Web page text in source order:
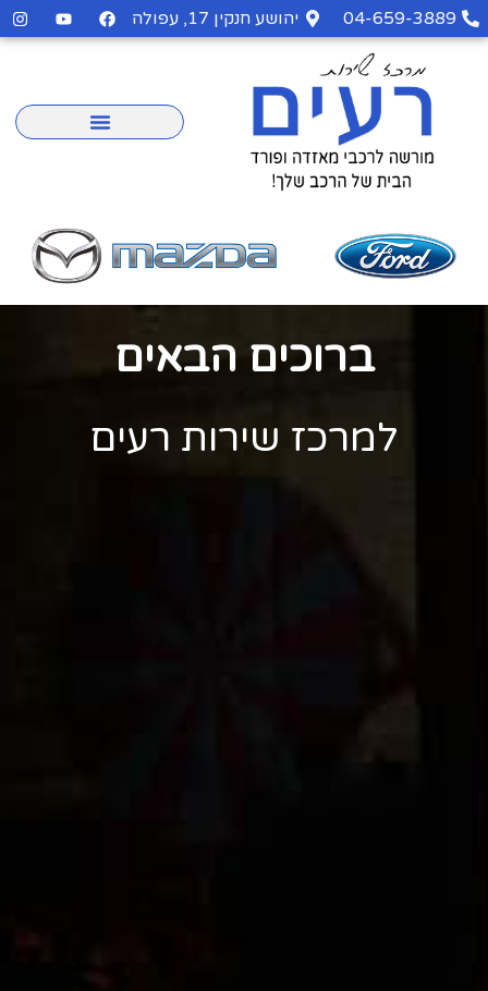
04-659-3889 יהושע חנקין 17, עפולה
ברוכים הבאים
למרכז שירות רעים